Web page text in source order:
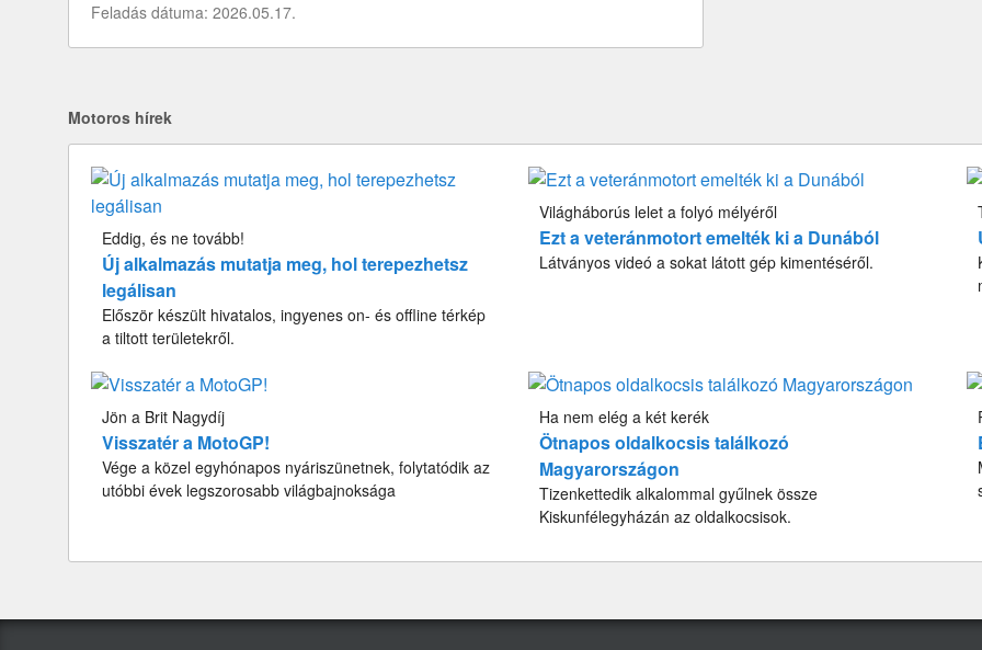
Feladás dátuma: 2026.05.17.
Motoros hírek
Eddig, és ne tovább!
Új alkalmazás mutatja meg, hol terepezhetsz
legálisan
Először készült hivatalos, ingyenes on- és offline térkép
a tiltott területekről.
Világháborús lelet a folyó mélyéről
Ezt a veteránmotort emelték ki a Dunából
Látványos videó a sokat látott gép kimentéséről.
Jön a Brit Nagydíj
Visszatér a MotoGP!
Vége a közel egyhónapos nyáriszünetnek, folytatódik az
utóbbi évek legszorosabb világbajnoksága
Ha nem elég a két kerék
Ötnapos oldalkocsis találkozó
Magyarországon
Tizenkettedik alkalommal gyűlnek össze
Kiskunfélegyházán az oldalkocsisok.